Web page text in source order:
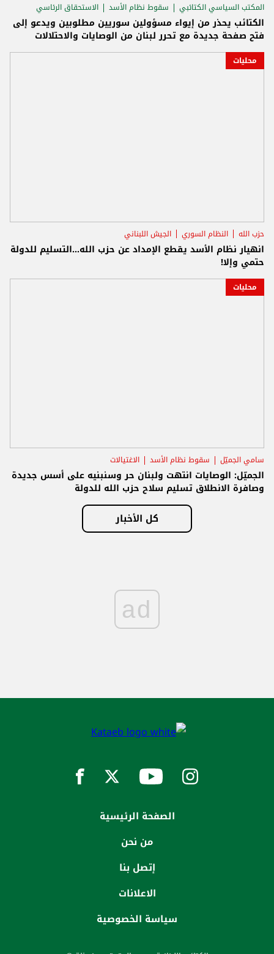
المكتب السياسي الكتائبي سقوط نظام الأسد الاستحقاق الرئاسي
الكتائب يحذر من إيواء مسؤولين سوريين مطلوبين ويدعو إلى
فتح صفحة جديدة مع تحرر لبنان من الوصايات والاحتلالات
محليات
حزب الله النظام السوري الجيش اللبناني
انهيار نظام الأسد يقطع الإمداد عن حزب الله...التسليم للدولة
حتمي وإلا!
محليات
سامي الجميّل سقوط نظام الأسد الاغتيالات
الجميّل: الوصايات انتهت ولبنان حر وسنبنيه على أسس جديدة
وصافرة الانطلاق تسليم سلاح حزب الله للدولة
كل الأخبار
ad
الصفحة الرئيسية
من نحن
إتصل بنا
الاعلانات
سياسة الخصوصية